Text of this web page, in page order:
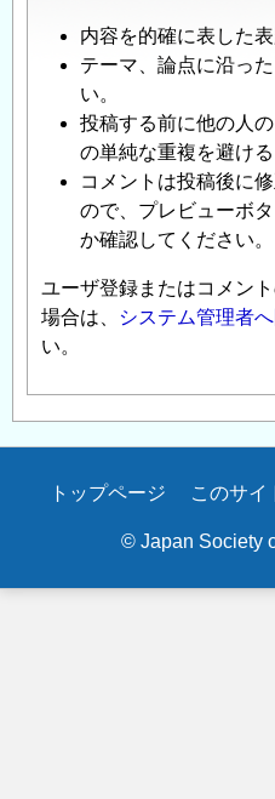
内容を的確に表した
テーマ、論点に沿っ
い。
投稿する前に他の人
の単純な重複を避け
コメントは投稿後に
ので、プレビューボ
か確認してください。
ユーザ登録またはコメン
場合は、
システム管理者
い。
Secondary
トップページ このサイ
© Japan Society